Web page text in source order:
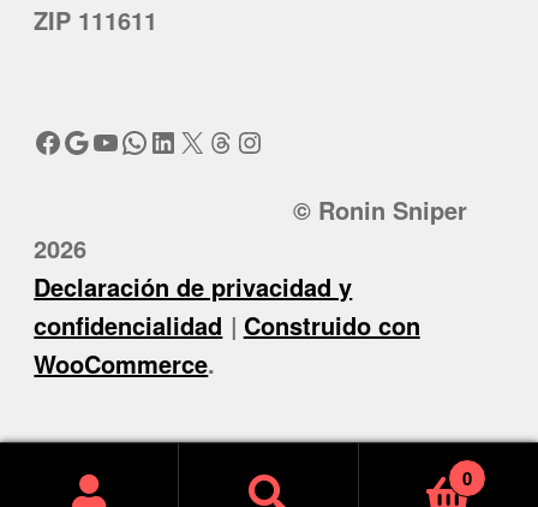
ZIP 111611
Facebook
Google
YouTube
WhatsApp
LinkedIn
X Threads
Instagram
© Ronin Sniper
2026
Declaración de privacidad y
confidencialidad
Construido con
WooCommerce.
0